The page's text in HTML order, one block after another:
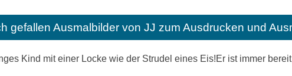
gefallen Ausmalbilder von JJ zum Ausdrucken und
Kind mit einer Locke wie der Strudel eines Eis!Er ist immer